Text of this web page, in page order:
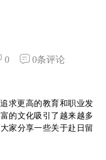
0
0条评论
求更高的教育和职业发
的文化吸引了越来越多
家分享一些关于赴日留